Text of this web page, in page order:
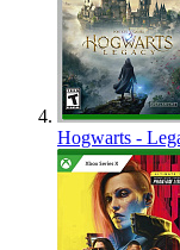
Hogwarts -